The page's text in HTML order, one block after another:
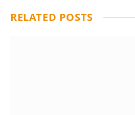
RELATED POSTS